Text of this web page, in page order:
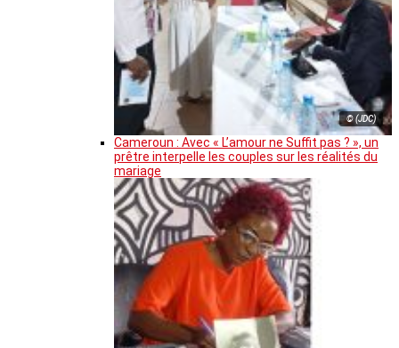
© (JDC)
Cameroun : Avec « L’amour ne Suffit pas ? », un
prêtre interpelle les couples sur les réalités du
mariage